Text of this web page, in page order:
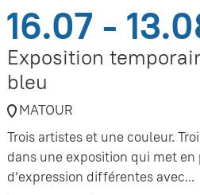
16.07 -
Exposition
bleu
MATOUR
Trois artistes et une couleur.
dans une exposition qui met
d’expression différentes avec...